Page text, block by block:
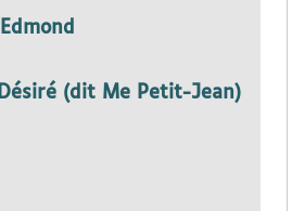
(dit Me Petit-Jean)